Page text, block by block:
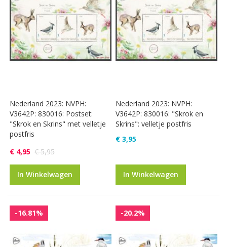
Nederland 2023: NVPH:
V3642P: 830016: Postset:
"Skrok en Skrins" met velletje
postfris
€ 4,95 € 5,95
In Winkelwagen
Nederland 2023: NVPH:
V3642P: 830016: "Skrok en
Skrins": velletje postfris
€ 3,95
In Winkelwagen
-16.81% -20.2%